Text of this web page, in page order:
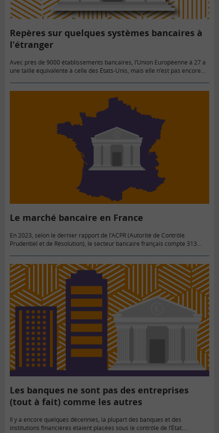
Repères sur quelques systèmes bancaires à
l’étranger
Avec près de 9000 établissements bancaires, l’Union Européenne à 27 a
une taille équivalente à celle des États-Unis, mais elle n’est pas encore
Le marché bancaire en France
En 2023, selon le dernier rapport de l’ACPR (Autorité de Contrôle
Prudentiel et de Résolution), le secteur bancaire français compte 313
Les banques ne sont pas des entreprises
(tout à fait) comme les autres
Il y a encore quelques décennies, la plupart des banques et des
institutions financières étaient placées sous le contrôle de l’État.